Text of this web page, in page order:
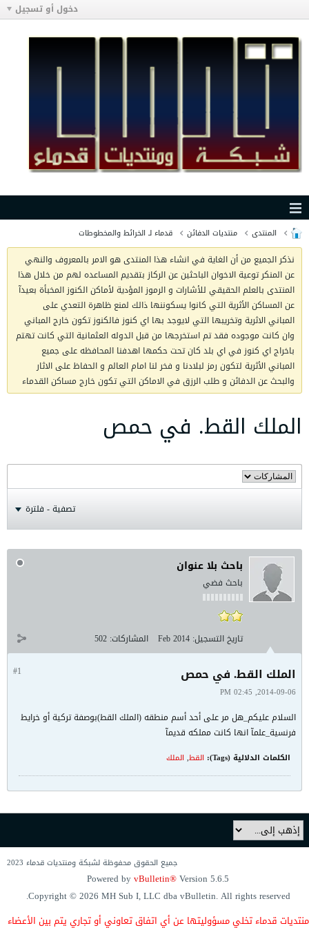
دخول أو تسجيل
المنتدى منتديات الدفائن قدماء لـ الخرائط والمخطوطات
نذكر الجميع من أن الغاية في انشاء هذا المنتدى هو الامر بالمعروف والنهي
عن المنكر توعية الاخوان الباحثين عن الركاز بتقديم المساعده لهم من خلال هذا
المنتدى بالعلم الحقيقي للأشارات و الرموز المؤدية لأماكن الكنوز المخبأة بعيدآ
عن المساكن الأثرية التي كانوا يسكوننها ذالك لمنع ظاهرة التعدي على
المباني الاثرية وتخريبها التي لايوجد بها اي كنوز فالكنوز تكون خارج المباني
وان كانت موجوده فقد تم استخرجها من قبل الدوله العثمانية التي كانت تهتم
باخراج اي كنوز في اي بلد كان تحت حكمها اهدفنا المحافظه على جميع
المباني الأثرية لتكون رمز لبلادنا و فخر لنا امام العالم و الحفاظ على الاثار
والبحث عن الدفائن و طلب الرزق في الاماكن التي تكون خارج مساكن القدماء
الملك القط. في حمص
تصفية - فلترة
باحث بلا عنوان
باحث فضي
تاريخ التسجيل: Feb 2014 المشاركات: 502
#1 الملك القط. في حمص
2014-09-06, 02:45 PM
السلام عليكم_هل مر على أحد أسم منطقه (الملك القط)بوصفة تركية أو خرايط
فرنسية_علمآ انها كانت مملكه قديمآ
الكلمات الدلالية (Tags): القط, الملك
جميع الحقوق محفوظة لشبكة ومنتديات قدماء 2023
Powered byvBulletin®Version 5.6.5
Copyright © 2026 MH Sub I, LLC dba vBulletin. All rights reserved.
منتديات قدماءتخلي مسؤوليتها عن أي اتفاقتعاوني أو تجاري يتم بين الأعضاء